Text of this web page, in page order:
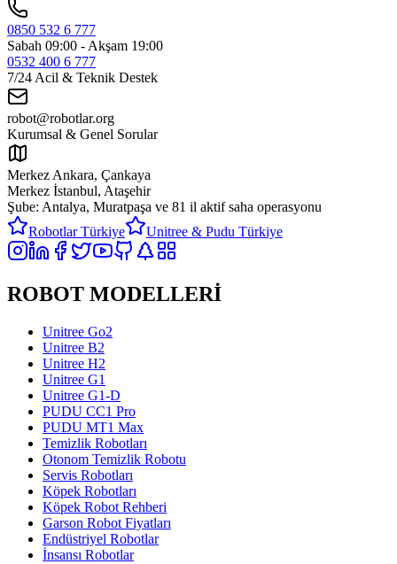
0850 532 6 777
Sabah 09:00 - Akşam 19:00
0532 400 6 777
7/24 Acil & Teknik Destek
robot@robotlar.org
Kurumsal & Genel Sorular
Merkez Ankara, Çankaya
Merkez İstanbul, Ataşehir
Şube: Antalya, Muratpaşa ve 81 il aktif saha operasyonu
Robotlar Türkiye
Unitree & Pudu Türkiye
ROBOT MODELLERİ
Unitree Go2
Unitree B2
Unitree H2
Unitree G1
Unitree G1-D
PUDU CC1 Pro
PUDU MT1 Max
Temizlik Robotları
Otonom Temizlik Robotu
Servis Robotları
Köpek Robotları
Köpek Robot Rehberi
Garson Robot Fiyatları
Endüstriyel Robotlar
İnsansı Robotlar